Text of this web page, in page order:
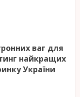
ваг для
найкращих
України